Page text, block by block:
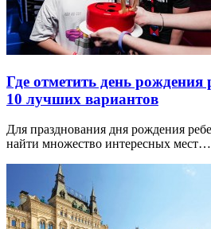
Где отметить день
10 лучших вариантов
Для празднования дня рождения
найти множество интересных мест…